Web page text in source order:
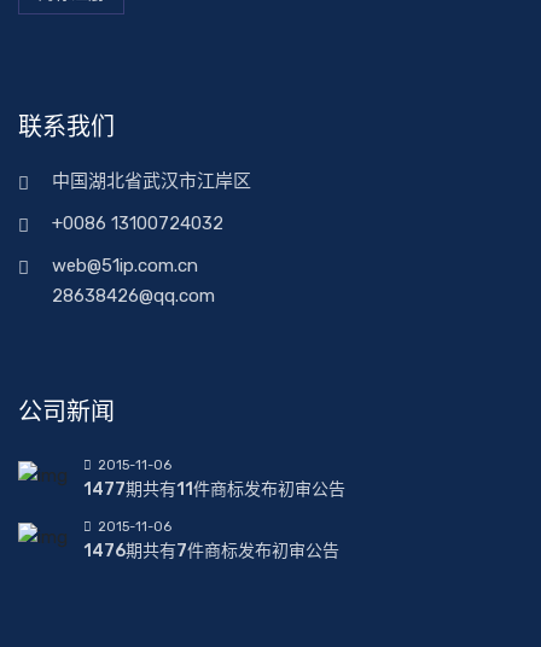
联系我们
中国湖北省武汉市江岸区
+0086 13100724032
web@51ip.com.cn
28638426@qq.com
公司新闻
2015-11-06
1477期共有11件商标发布初审公告
2015-11-06
1476期共有7件商标发布初审公告